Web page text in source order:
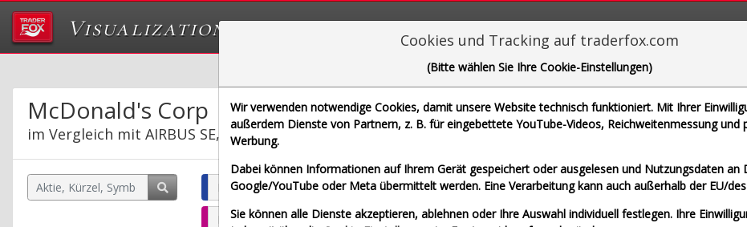
Visualizations
McDonald's Corp
im Vergleich mit AIRBUS SE, ALLIANZ SE NA O.N., BAY.MOTOREN WERKE AG ST und 1 weitere Aktie
McDonald's Corp (Echtzeit Euro) AIRBUS SE (Echtzeit Euro) ALLIANZ SE
BAY.MOTOREN WERKE AG ST (Echtzeit Euro) SAP SE O.N. (Echtzeit Euro)
Cookies und Tracking auf traderfox.com
(Bitte wählen Sie Ihre Cookie-Einstellungen)
Wir verwenden notwendige Cookies, damit unsere Website technisch funktioniert. Mit Ihrer
außerdem Dienste von Partnern, z. B. für eingebettete YouTube-Videos, Reichweitenmessung und
Werbung.
Dabei können Informationen auf Ihrem Gerät gespeichert oder ausgelesen und Nutzungsdaten an
Google/YouTube oder Meta übermittelt werden. Eine Verarbeitung kann auch außerhalb der EU/
Sie können alle Dienste akzeptieren, ablehnen oder Ihre Auswahl individuell festlegen. Ihre